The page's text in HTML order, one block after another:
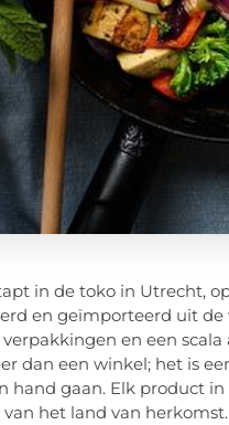
in de toko in Utrecht,
en geïmporteerd uit
en een
dan een winkel; het is
gaan. Elk product
het land van herkomst.